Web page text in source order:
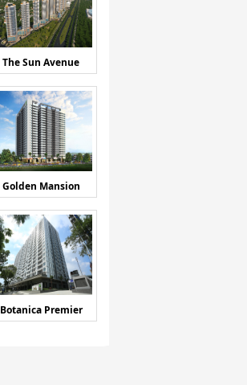
The Sun Avenue
Golden Mansion
Botanica Premier